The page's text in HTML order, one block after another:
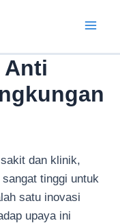
Anti
dan klinik,
tinggi untuk
satu inovasi
upaya ini